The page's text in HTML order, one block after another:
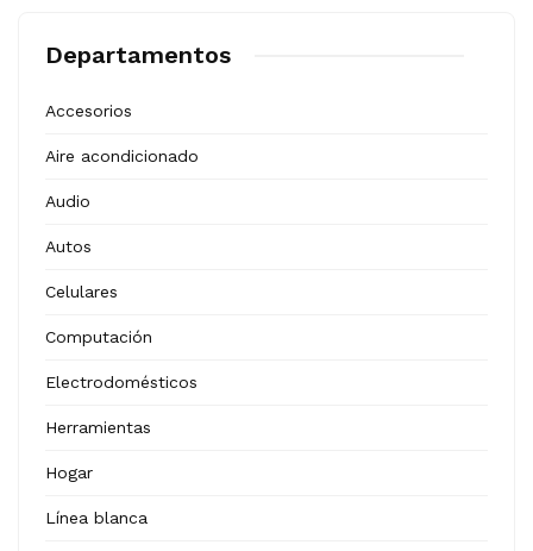
Departamentos
Accesorios
Aire acondicionado
Audio
Autos
Celulares
Computación
Electrodomésticos
Herramientas
Hogar
Línea blanca